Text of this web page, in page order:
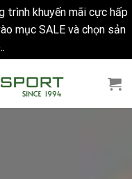
trình khuyến mãi cực hấp
mục SALE và chọn sản